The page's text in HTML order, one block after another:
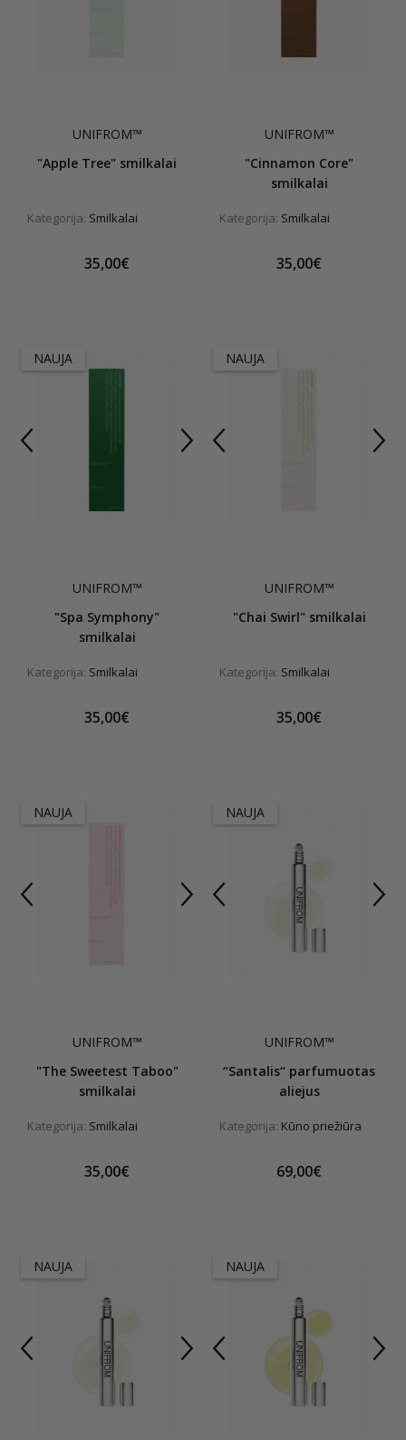
UNIFROM™
"Apple Tree" smilkalai
Kategorija: Smilkalai
35,00€
UNIFROM™
"Cinnamon Core"
smilkalai
Kategorija: Smilkalai
35,00€
NAUJA
UNIFROM™
"Spa Symphony"
smilkalai
Kategorija: Smilkalai
35,00€
NAUJA
UNIFROM™
"Chai Swirl" smilkalai
Kategorija: Smilkalai
35,00€
NAUJA
UNIFROM™
"The Sweetest Taboo"
smilkalai
Kategorija: Smilkalai
35,00€
NAUJA
UNIFROM™
“Santalis“ parfumuotas
aliejus
Kategorija: Kūno priežiūra
69,00€
NAUJA NAUJA